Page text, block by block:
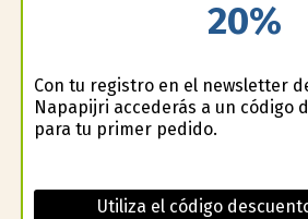
20%
Con tu registro en el newsletter
Napapijri accederás a un código
para tu primer pedido.
Utiliza el código